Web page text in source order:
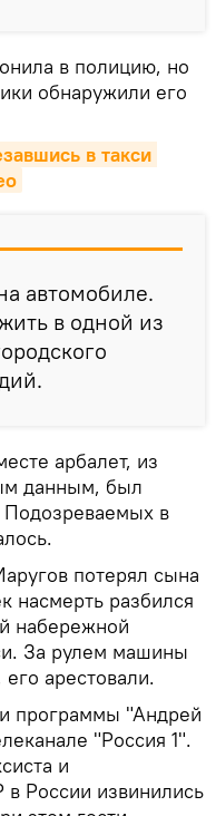
в полицию, но
обнаружили его
в такси
автомобиле.
в одной из
арбалет, из
данным, был
Подозреваемых в
потерял сына
насмерть разбился
набережной
За рулем машины
арестовали.
программы "Андрей
"Россия 1".
и
в России извинились